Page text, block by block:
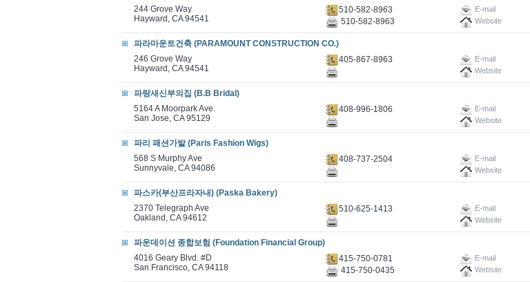
244 Grove Way
Hayward, CA 94541
510-582-8963 E-mail
510-582-8963 Website
파라마운트건축 (PARAMOUNT CONSTRUCTION CO.)
246 Grove Way
Hayward, CA 94541
405-867-8963
E-mail
Website
파랑새신부의집 (B.B Bridal)
5164 A Moorpark Ave.
San Jose, CA 95129
408-996-1806
E-mail
Website
파리 패션가발 (Paris Fashion Wigs)
568 S Murphy Ave
Sunnyvale, CA 94086
408-737-2504
E-mail
Website
파스카(부산프라자내) (Paska Bakery)
2370 Telegraph Ave
Oakland, CA 94612
510-625-1413
E-mail
Website
파운데이션 종합보험 (Foundation Financial Group)
4016 Geary Blvd. #D
San Francisco, CA 94118
415-750-0781 E-mail
415-750-0435 Website